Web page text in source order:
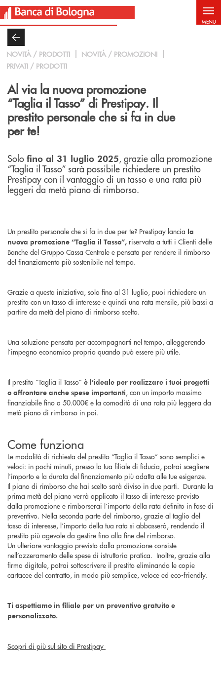
Salta al contenuto principale
MENU
NOVITÀ / PRODOTTI
NOVITÀ / PROMOZIONI
PRIVATI / PRODOTTI
Al via la nuova promozione
“Taglia il Tasso” di Prestipay. Il
prestito personale che si fa in due
per te!
Solo fino al 31 luglio 2025, grazie alla promozione
“Taglia il Tasso” sarà possibile richiedere un prestito
Prestipay con il vantaggio di un tasso e una rata più
leggeri da metà piano di rimborso.
Un prestito personale che si fa in due per te? Prestipay lancia la
nuova promozione “Taglia il Tasso”, riservata a tutti i Clienti delle
Banche del Gruppo Cassa Centrale e pensata per rendere il rimborso
del finanziamento più sostenibile nel tempo.
Grazie a questa iniziativa, solo fino al 31 luglio, puoi richiedere un
prestito con un tasso di interesse e quindi una rata mensile, più bassi a
partire da metà del piano di rimborso scelto.
Una soluzione pensata per accompagnarti nel tempo, alleggerendo
l’impegno economico proprio quando può essere più utile.
Il prestito “Taglia il Tasso” è l’ideale per realizzare i tuoi progetti
o affrontare anche spese importanti, con un importo massimo
finanziabile fino a 50.000€ e la comodità di una rata più leggera da
metà piano di rimborso in poi.
Come funziona
Le modalità di richiesta del prestito “Taglia il Tasso” sono semplici e
veloci: in pochi minuti, presso la tua filiale di fiducia, potrai scegliere
l’importo e la durata del finanziamento più adatta alle tue esigenze.
Il piano di rimborso che hai scelto sarà diviso in due parti. Durante la
prima metà del piano verrà applicato il tasso di interesse previsto
dalla promozione e rimborserai l’importo della rata definito in fase di
preventivo. Nella seconda parte del rimborso, grazie al taglio del
tasso di interesse, l’importo della tua rata si abbasserà, rendendo il
prestito più agevole da gestire fino alla fine del rimborso.
Un ulteriore vantaggio previsto dalla promozione consiste
nell’azzeramento delle spese di istruttoria pratica. Inoltre, grazie alla
firma digitale, potrai sottoscrivere il prestito eliminando le copie
cartacee del contratto, in modo più semplice, veloce ed eco-friendly.
Ti aspettiamo in filiale per un preventivo gratuito e
personalizzato.
Scopri di più sul sito di Prestipay